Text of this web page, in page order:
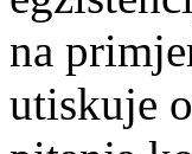
na
utiskuje